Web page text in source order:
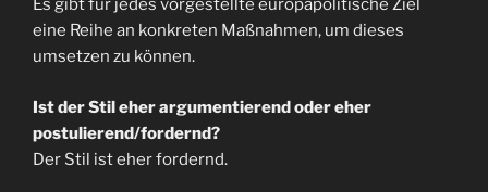
Es gibt für jedes vorgestellte europapolitische Ziel
eine Reihe an konkreten Maßnahmen, um dieses
umsetzen zu können.
Ist der Stil eher argumentierend oder eher
postulierend/fordernd?
Der Stil ist eher fordernd.